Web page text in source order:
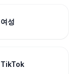
여성
TikTok